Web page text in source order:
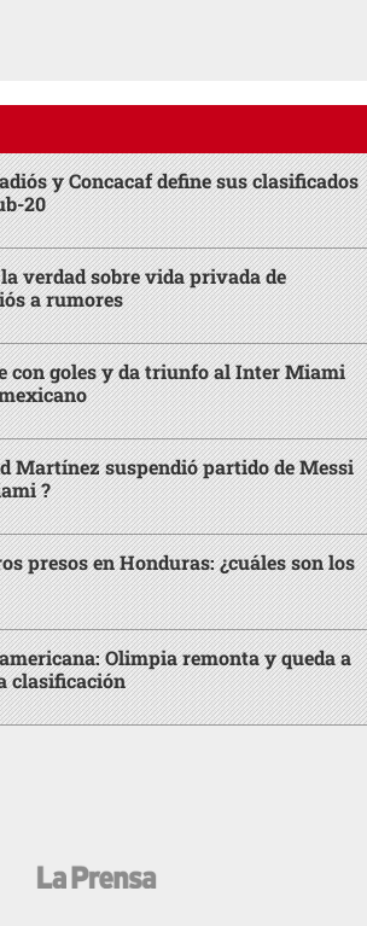
y Concacaf define sus clasificados
20
verdad sobre vida privada de
a rumores
con goles y da triunfo al Inter Miami
Martínez suspendió partido de Messi
?
presos en Honduras: ¿cuáles son los
Olimpia remonta y queda a
clasificación